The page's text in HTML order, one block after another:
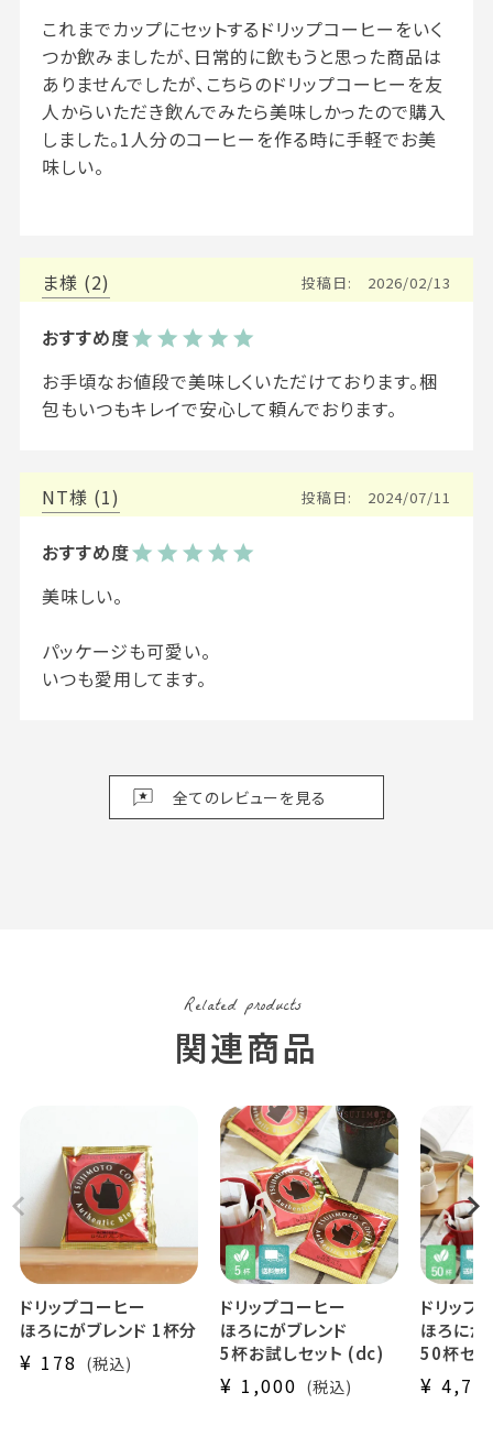
これまでカップにセットするドリップコーヒーをいく
つか飲みましたが、日常的に飲もうと思った商品は
ありませんでしたが、こちらのドリップコーヒーを友
人からいただき飲んでみたら美味しかったので購入
しました。1人分のコーヒーを作る時に手軽でお美
味しい。
ま 2 投稿日 2026/02/13
お手頃なお値段で美味しくいただけております。梱
包もいつもキレイで安心して頼んでおります。
NT 1 投稿日 2024/07/11
美味しい。
パッケージも可愛い。
いつも愛用してます。
ドリップコーヒー
ほろにがブレンド 1杯分
¥ 178 税込
ドリップコーヒー
ほろにがブレンド
5杯お試しセット (dc)
¥ 1,000 税込
ドリップ
ほろにが
50杯セ
¥